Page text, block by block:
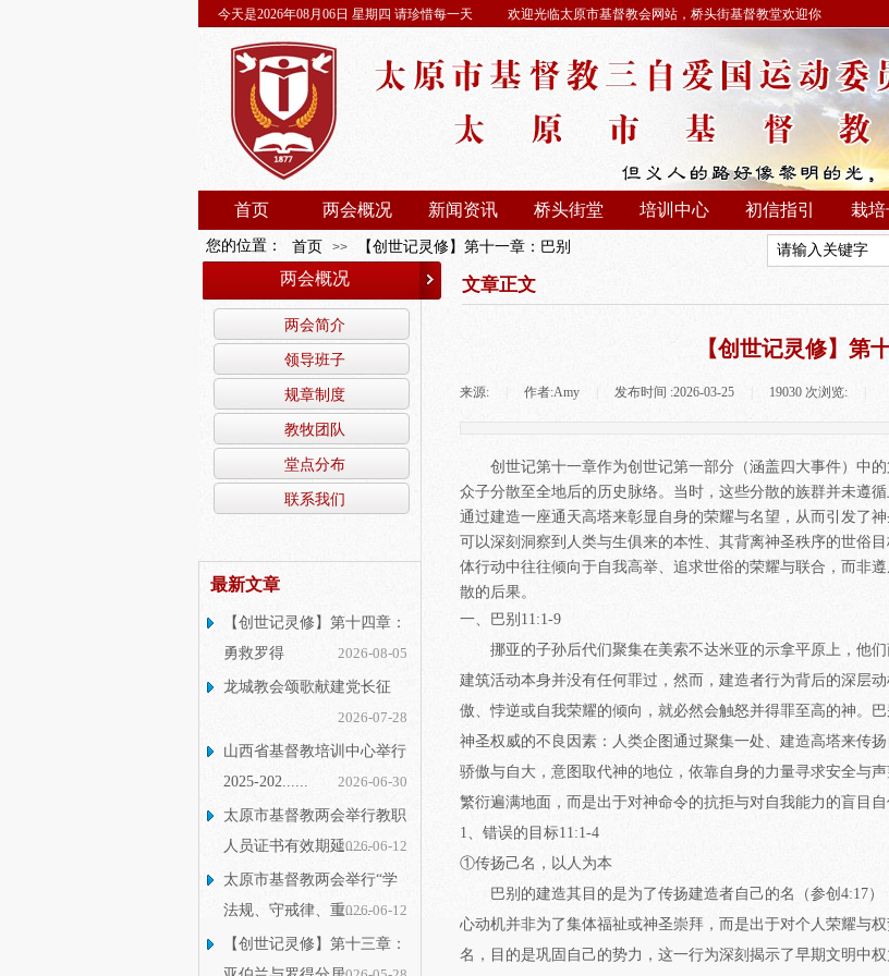
欢迎光临太原市基督教会网站，桥头街基督教堂欢迎你
今天是2026年08月06日 星期四 请珍惜每一天
首页 两会概况 新闻资讯 桥头街堂 培训中心 初信指引 栽培
您的位置： 首页 >> 【创世记灵修】第十一章：巴别
两会概况 文章正文
两会简介
领导班子
规章制度
教牧团队
堂点分布
联系我们
【创世记灵修】第
来源: 作者:Amy 发布时间 :2026-03-25 19030 次浏览:
创世记第十一章作为创世记第一部分（涵盖四大事件）中
众子分散至全地后的历史脉络。当时，这些分散的族群并未遵
通过建造一座通天高塔来彰显自身的荣耀与名望，从而引发了
可以深刻洞察到人类与生俱来的本性、其背离神圣秩序的世俗
体行动中往往倾向于自我高举、追求世俗的荣耀与联合，而非
散的后果。
一、巴别11:1-9
挪亚的子孙后代们聚集在美索不达米亚的示拿平原上，他
建筑活动本身并没有任何罪过，然而，建造者行为背后的深层
傲、悖逆或自我荣耀的倾向，就必然会触怒并得罪至高的神。
神圣权威的不良因素：人类企图通过聚集一处、建造高塔来传
骄傲与自大，意图取代神的地位，依靠自身的力量寻求安全与
繁衍遍满地面，而是出于对神命令的抗拒与对自我能力的盲目自
1、错误的目标11:1-4
①传扬己名，以人为本
巴别的建造其目的是为了传扬建造者自己的名（参创4:17
心动机并非为了集体福祉或神圣崇拜，而是出于对个人荣耀与
名，目的是巩固自己的势力，这一行为深刻揭示了早期文明中
最新文章
【创世记灵修】第十四章：
勇救罗得
2026-08-05
龙城教会颂歌献建党长征
2026-07-28
山西省基督教培训中心举行
2025-202......
2026-06-30
太原市基督教两会举行教职
人员证书有效期延......2026-06-12
太原市基督教两会举行“学
法规、守戒律、重......2026-06-12
【创世记灵修】第十三章：